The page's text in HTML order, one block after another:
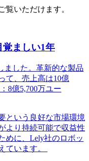
覧いただけます。
覚ましい1年
ました。革新的な製品
て、売上高は10億
8億5,700万ユー
という良好な市場環境
より持続可能で収益性
めに、Lely社のロボッ
ています。